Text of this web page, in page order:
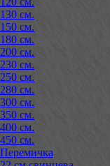
130 см.
150 см.
180 см.
200 см.
230 см.
250 см.
280 см.
300 см.
350 см.
400 см.
450 см.
Перемичка